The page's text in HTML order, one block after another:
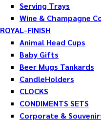
Serving Trays
Wine & Champagne
ROYAL-FINISH
Animal Head Cups
Baby Gifts
Beer Mugs Tankards
CandleHolders
CLOCKS
CONDIMENTS SETS
Corporate &